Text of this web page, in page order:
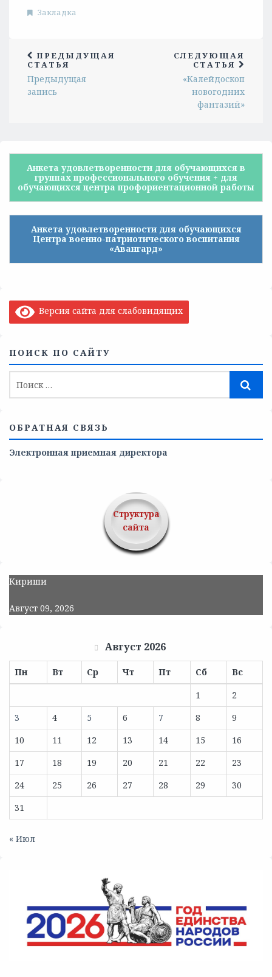
Закладка
ПРЕДЫДУЩАЯ
СТАТЬЯ
Предыдущая
запись
СЛЕДУЮЩАЯ
СТАТЬЯ
«Калейдоскоп
новогодних
фантазий»
Анкета удовлетворенности для обучающихся в
группах профессионального обучения + для
обучающихся центра профориентационной работы
Анкета удовлетворенности для обучающихся
Центра военно-патриотического воспитания
«Авангард»
Версия сайта для слабовидящих
ПОИСК ПО САЙТУ
ОБРАТНАЯ СВЯЗЬ
Электронная приемная директора
Структура
сайта
Кириши
Август 09, 2026
Август 2026
Пн Вт Ср Чт Пт Сб
Вс
1
2
3
4 5 6 7 8
9
10
11 12 13 14 15
16
17
18 19 20 21 22
23
24
25 26 27 28 29
30
31
« Июл